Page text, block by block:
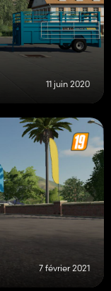
11 juin 2020
7 février 2021